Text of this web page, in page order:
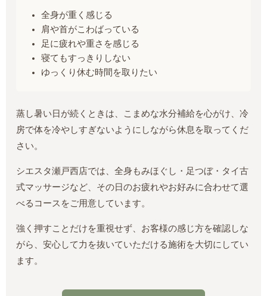
全身が重く感じる
肩や首がこわばっている
足に疲れや重さを感じる
寝てもすっきりしない
ゆっくり休む時間を取りたい
蒸し暑い日が続くときは、こまめな水分補給を心がけ、冷
房で体を冷やしすぎないようにしながら休息を取ってくだ
さい。
シエスタ瀬戸西店では、全身もみほぐし・足つぼ・タイ古
式マッサージなど、その日のお疲れやお好みに合わせて選
べるコースをご用意しています。
強く押すことだけを重視せず、お客様の感じ方を確認しな
がら、安心して力を抜いていただける施術を大切にしてい
ます。